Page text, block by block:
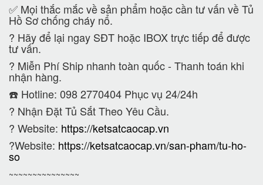
✅ Mọi thắc mắc về sản phẩm hoặc cần tư vấn về Tủ
Hồ Sơ chống cháy nổ.
? Hãy để lại ngay SĐT hoặc IBOX trực tiếp để được
tư vấn.
? Miễn Phí Ship nhanh toàn quốc - Thanh toán khi
nhận hàng.
☎️ Hotline: 098 2770404 Phục vụ 24/24h
? Nhận Đặt Tủ Sắt Theo Yêu Cầu.
? Website: https://ketsatcaocap.vn
?Website: https://ketsatcaocap.vn/san-pham/tu-ho-
so
~~~~~~~~~~~~~~~